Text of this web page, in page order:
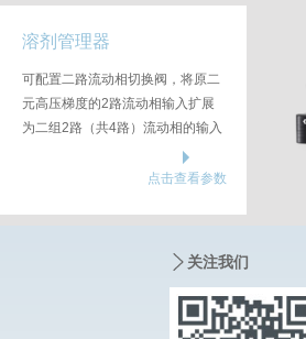
溶剂管理器
可配置二路流动相切换阀，将原二
元高压梯度的2路流动相输入扩展
为二组2路（共4路）流动相的输入
点击查看参数
关注我们